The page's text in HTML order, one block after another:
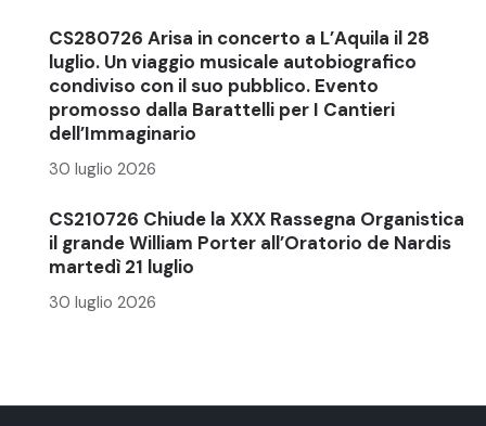
CS280726 Arisa in concerto a L’Aquila il 28
luglio. Un viaggio musicale autobiografico
condiviso con il suo pubblico. Evento
promosso dalla Barattelli per I Cantieri
dell’Immaginario
30 luglio 2026
CS210726 Chiude la XXX Rassegna Organistica
il grande William Porter all’Oratorio de Nardis
martedì 21 luglio
30 luglio 2026